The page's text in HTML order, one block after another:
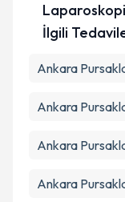
İlgili
Ankara
Ankara
Ankara
Ankara